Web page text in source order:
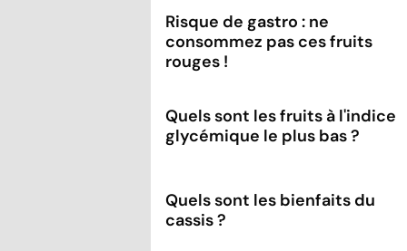
Risque de gastro : ne
consommez pas ces fruits
rouges !
Quels sont les fruits à l'indice
glycémique le plus bas ?
Quels sont les bienfaits du
cassis ?